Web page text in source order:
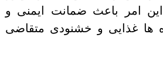
امر باعث ضمانت ایمنی و
ها غذایی و خشنودی متقاضی